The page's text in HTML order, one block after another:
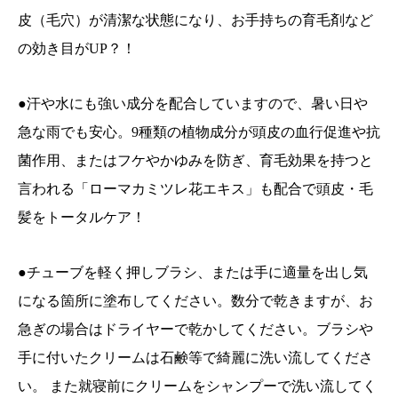
皮（毛穴）が清潔な状態になり、お手持ちの育毛剤など
の効き目がUP？！
●汗や水にも強い成分を配合していますので、暑い日や
急な雨でも安心。9種類の植物成分が頭皮の血行促進や抗
菌作用、またはフケやかゆみを防ぎ、育毛効果を持つと
言われる「ローマカミツレ花エキス」も配合で頭皮・毛
髪をトータルケア！
●チューブを軽く押しブラシ、または手に適量を出し気
になる箇所に塗布してください。数分で乾きますが、お
急ぎの場合はドライヤーで乾かしてください。ブラシや
手に付いたクリームは石鹸等で綺麗に洗い流してくださ
い。 また就寝前にクリームをシャンプーで洗い流してく